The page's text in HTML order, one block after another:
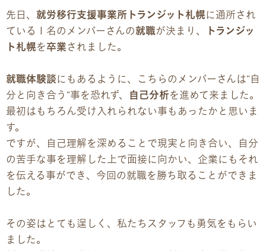
スキルアップ診断
デジタルパンフレット
企業様向けパンフレット
広報チラシ・刊行物
事業所ツアーマップ
先日、 就労移行支援事業所トランジット札幌に通所され
ている１名のメンバーさんの就職が決まり、
トランジッ
ト札幌を卒業 されました。
就職体験談にもあるように、こちらのメンバーさんは”自
分と向き合う”事を恐れず、
自己分析を進めて来ました。
最初はもちろん受け入れられない事もあったかと思いま
す。
ですが、自己理解を深めることで現実と向き合い、自分
の苦手な事を理解した上で面接に向かい、企業にもそれ
を伝える事ができ、今回の就職を勝ち取ることができま
した。
その姿はとても逞しく、私たちスタッフも勇気をもらい
ました。